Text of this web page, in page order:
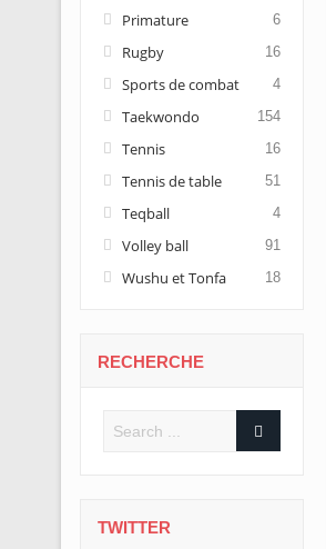
Primature 6
Rugby 16
Sports de combat 4
Taekwondo 154
Tennis 16
Tennis de table 51
Teqball 4
Volley ball 91
Wushu et Tonfa 18
RECHERCHE
TWITTER